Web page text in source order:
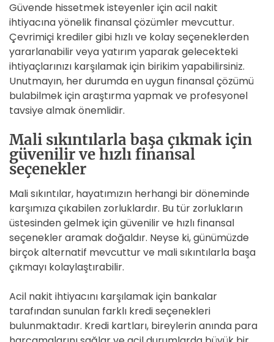
Güvende hissetmek isteyenler için acil nakit
ihtiyacına yönelik finansal çözümler mevcuttur.
Çevrimiçi krediler gibi hızlı ve kolay seçeneklerden
yararlanabilir veya yatırım yaparak gelecekteki
ihtiyaçlarınızı karşılamak için birikim yapabilirsiniz.
Unutmayın, her durumda en uygun finansal çözümü
bulabilmek için araştırma yapmak ve profesyonel
tavsiye almak önemlidir.
Mali sıkıntılarla başa çıkmak için
güvenilir ve hızlı finansal
seçenekler
Mali sıkıntılar, hayatımızın herhangi bir döneminde
karşımıza çıkabilen zorluklardır. Bu tür zorlukların
üstesinden gelmek için güvenilir ve hızlı finansal
seçenekler aramak doğaldır. Neyse ki, günümüzde
birçok alternatif mevcuttur ve mali sıkıntılarla başa
çıkmayı kolaylaştırabilir.
Acil nakit ihtiyacını karşılamak için bankalar
tarafından sunulan farklı kredi seçenekleri
bulunmaktadır. Kredi kartları, bireylerin anında para